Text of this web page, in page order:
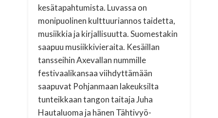
kesätapahtumista. Luvassa on
monipuolinen kulttuuriannos taidetta,
musiikkia ja kirjallisuutta. Suomestakin
saapuu musiikkivieraita. Kesäillan
tansseihin Axevallan nummille
festivaalikansaa viihdyttämään
saapuvat Pohjanmaan lakeuksilta
tunteikkaan tangon taitaja Juha
Hautaluoma ja hänen Tähtivyö-